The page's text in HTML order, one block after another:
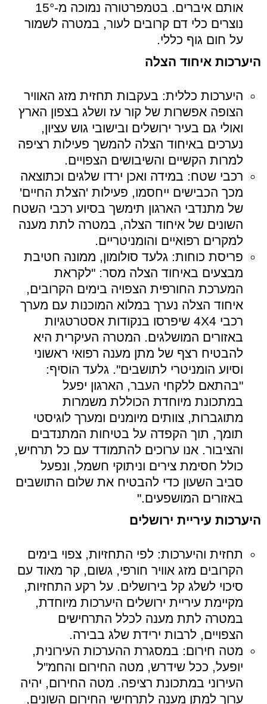
אותם איברים. בטמפרטורה נמוכה מ-15°
נוצרים כלי דם קרובים לעור, במטרה לשמור
על חום גוף כללי.
היערכות איחוד הצלה
היערכות כללית: בעקבות תחזית מזג האוויר
הצופה אפשרות של קור עז ושלג בצפון הארץ
ואולי גם בעיר ירושלים ובישובי גוש עציון,
נערכים באיחוד הצלה להמשך פעילות רציפה
למרות הקשיים והשיבושים הצפויים.
רכבי שטח: במידה ואכן ירדו שלגים וכתוצאה
מכך הכבישים ייחסמו, פעילות 'הצלת החיים'
של מתנדבי הארגון תימשך בסיוע רכבי השטח
השונים של איחוד הצלה, במטרה לתת מענה
למקרים רפואיים והומניטריים.
פריסת כוחות: גלעד סולומון, ממונה חטיבת
מבצעים באיחוד הצלה מסר: "לקראת
המערכת החורפית הצפויה בימים הקרובים,
איחוד הצלה נערך במלוא המוכנות עם מערך
רכבי 4 X4
שיפרסו בנקודות אסטרטגיות
באזורים המושלגים. המטרה העיקרית היא
להבטיח רצף של מתן מענה רפואי ראשוני
וסיוע הומניטרי לתושבים". גלעד הוסיף:
"בהתאם ללקחי העבר, הארגון יפעל
במתכונת מיוחדת הכוללת משמרות
מתוגברות, צוותים מיומנים ומערך לוגיסטי
תומך, תוך הקפדה על בטיחות המתנדבים
והציבור. אנו ערוכים להתמודד עם כל תרחיש,
כולל חסימת צירים וניתוקי חשמל, ונפעל
סביב השעון כדי להבטיח את שלום התושבים
באזורים המושפעים."
היערכות עיריית ירושלים
תחזית והיערכות: לפי התחזיות, צפוי בימים
הקרובים מזג אוויר חורפי, גשום, קר מאוד עם
סיכוי לשלג קל בירושלים. על רקע התחזיות,
מקיימת עיריית ירושלים היערכות מיוחדת,
במטרה לתת מענה לכלל התרחישים
הצפויים, לרבות ירידת שלג בבירה.
מטה חירום: במסגרת ההערכות העירונית,
יופעל, ככל שידרש, מטה החירום והחמ"ל
העירוני במתכונת רציפה. מטה החירום, יהיה
ערוך למתן מענה לתרחישי החירום השונים,